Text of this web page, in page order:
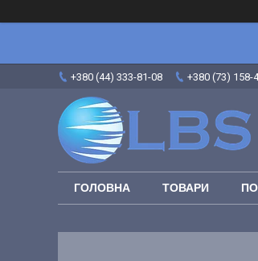
+380 (44) 333-81-08 +380 (73) 158-
ГОЛОВНА ТОВАРИ